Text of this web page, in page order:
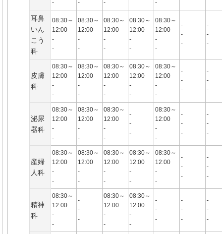
-
-
-
-
耳鼻
いん
こう
科
08:30～
12:00
-
-
08:30～
12:00
-
-
08:30～
12:00
-
-
08:30～
12:00
-
-
08:30～
12:00
-
-
-
-
-
-
-
-
皮膚
科
08:30～
12:00
-
-
08:30～
12:00
-
-
08:30～
12:00
-
-
08:30～
12:00
-
-
08:30～
12:00
-
-
-
-
-
-
-
-
泌尿
器科
08:30～
12:00
-
-
08:30～
12:00
-
-
08:30～
12:00
-
-
-
-
-
08:30～
12:00
-
-
-
-
-
-
-
-
産婦
人科
08:30～
12:00
-
-
08:30～
12:00
-
-
08:30～
12:00
-
-
08:30～
12:00
-
-
08:30～
12:00
-
-
-
-
-
-
-
-
精神
科
08:30～
12:00
-
-
-
-
-
08:30～
12:00
-
-
08:30～
12:00
-
-
-
-
-
-
-
-
-
-
-